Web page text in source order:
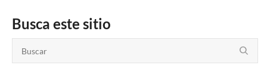
Busca este sitio